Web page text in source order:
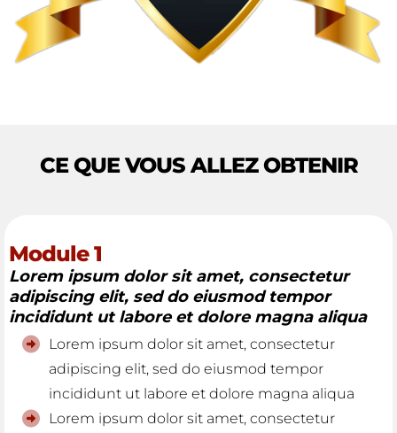
CE QUE VOUS ALLEZ OBTENIR
Module 1
Lorem ipsum dolor sit amet, consectetur
adipiscing elit, sed do eiusmod tempor
incididunt ut labore et dolore magna aliqua
Lorem ipsum dolor sit amet, consectetur
adipiscing elit, sed do eiusmod tempor
incididunt ut labore et dolore magna aliqua
Lorem ipsum dolor sit amet, consectetur